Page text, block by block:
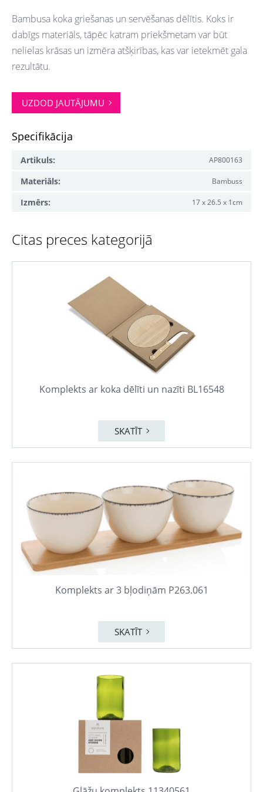
Bambusa koka griešanas un servēšanas dēlītis. Koks ir
dabīgs materiāls, tāpēc katram priekšmetam var būt
nelielas krāsas un izmēra atšķirības, kas var ietekmēt gala
rezultātu.
UZDOD JAUTĀJUMU
Specifikācija
Artikuls: AP800163
Materiāls: Bambuss
Izmērs: 17 x 26.5 x 1cm
Citas preces kategorijā
Komplekts ar koka dēlīti un nazīti BL16548
SKATĪT
Komplekts ar 3 bļodiņām P263.061
SKATĪT